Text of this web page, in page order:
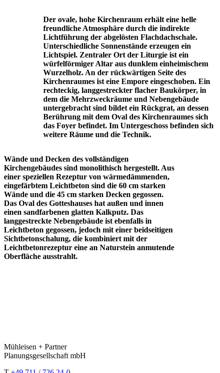
Der ovale, hohe Kirchenraum erhält eine helle
freundliche Atmosphäre durch die indirekte
Lichtführung der abgelösten Flachdachschale.
Unterschiedliche Sonnenstände erzeugen ein
Lichtspiel. Zentraler Ort der Liturgie ist ein
würfelförmiger Altar aus dunklem einheimischem
Wurzelholz. An der rückwärtigen Seite des
Kirchenraumes ist eine Empore eingeschoben. Ein
rechteckig, langgestreckter flacher Baukörper, in
dem die Mehrzweckräume und Nebengebäude
untergebracht sind bildet ein Rückgrat, an dessen
Berührung mit dem Oval des Kirchenraumes sich
das Foyer befindet. Im Untergeschoss befinden sich
weitere Räume und die Technik.
Wände und Decken des vollständigen
Kirchengebäudes sind monolithisch hergestellt. Aus
einer speziellen Rezeptur von wärmedämmenden,
eingefärbtem Leichtbeton sind die 60 cm starken
Wände und die 45 cm starken Decken gegossen.
Das Oval des Gotteshauses hat außen und innen
einen sandfarbenen glatten Kalkputz. Das
langgestreckte Nebengebäude ist ebenfalls in
Leichtbeton gegossen, jedoch mit einer beidseitigen
Sichtbetonschalung, die kombiniert mit der
Leichtbetonrezeptur eine an Naturstein anmutende
Oberfläche ausstrahlt.
Mühleisen + Partner
Planungsgesellschaft mbH